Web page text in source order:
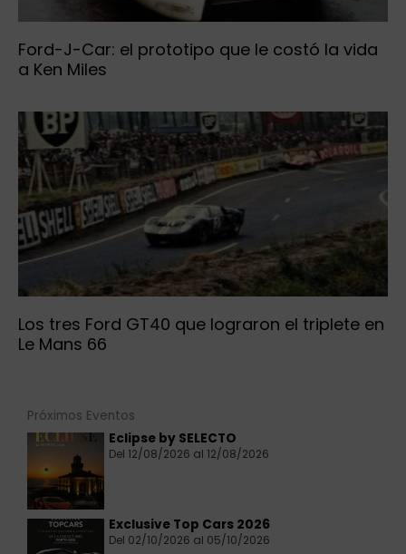
Ford-J-Car: el prototipo que le costó la vida
a Ken Miles
Los tres Ford GT40 que lograron el triplete en
Le Mans 66
Próximos Eventos
Eclipse by SELECTO
Del 12/08/2026 al 12/08/2026
Exclusive Top Cars 2026
Del 02/10/2026 al 05/10/2026